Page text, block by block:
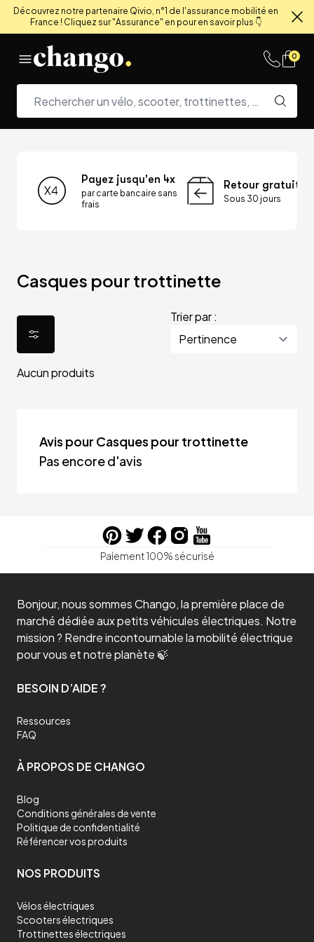
Découvrez notre partenaire Qivio, n°1 de l'assurance mobilité en
France ! Cliquez sur "Assurance" en pour en savoir plus 👇
0
Payez jusqu'en 4x
par carte bancaire sans
frais
Retour gratuit
Sous 30 jours
Casques pour trottinette
Trier par :
Aucun produits
Avis pour Casques pour trottinette
Pas encore d'avis
Paiement 100% sécurisé
Bonjour, nous sommes Chango, la première place de
marché dédiée aux petits véhicules électriques. Notre
mission ? Rendre incontournable la mobilité électrique
pour vous et notre planète 🍃
BESOIN D’AIDE ?
Ressources
FAQ
À PROPOS DE CHANGO
Blog
Conditions générales de vente
Politique de confidentialité
Référencer vos produits
NOS PRODUITS
Vélos électriques
Scooters électriques
Trottinettes électriques